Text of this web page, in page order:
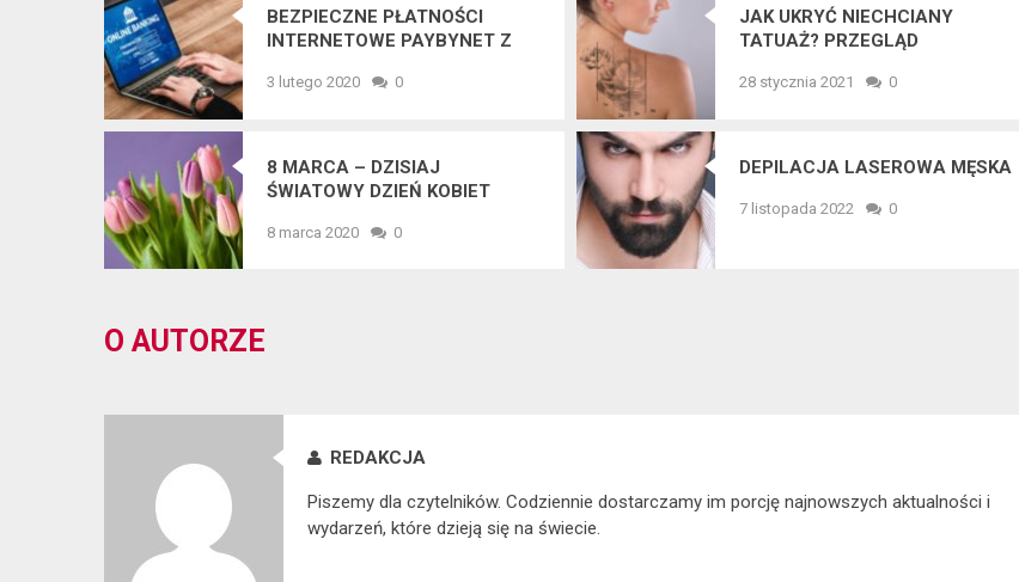
BEZPIECZNE PŁATNOŚCI
INTERNETOWE PAYBYNET Z
BEZPIECZNIE W SIECI KARTĄ
3 lutego 2020 0
JAK UKRYĆ NIECHCIANY
TATUAŻ? PRZEGLĄD
28 stycznia 2021 0
8 MARCA – DZISIAJ
ŚWIATOWY DZIEŃ KOBIET
8 marca 2020 0
DEPILACJA LASEROWA MĘSKA
7 listopada 2022 0
O AUTORZE
REDAKCJA
Piszemy dla czytelników. Codziennie dostarczamy im porcję najnowszych aktualności i
wydarzeń, które dzieją się na świecie.